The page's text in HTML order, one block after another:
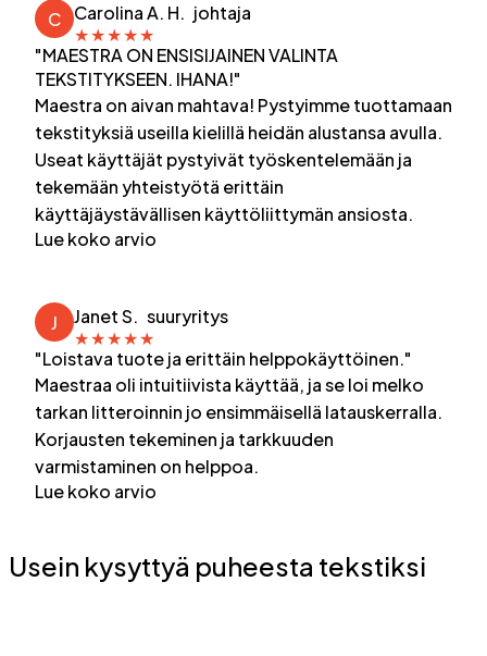
C Carolina A. H. johtaja
★★★★★
"MAESTRA ON ENSISIJAINEN VALINTA
TEKSTITYKSEEN. IHANA!"
Maestra on aivan mahtava! Pystyimme tuottamaan
tekstityksiä useilla kielillä heidän alustansa avulla.
Useat käyttäjät pystyivät työskentelemään ja
tekemään yhteistyötä erittäin
käyttäjäystävällisen käyttöliittymän ansiosta.
Lue koko arvio
J Janet S. suuryritys
★★★★★
"Loistava tuote ja erittäin helppokäyttöinen."
Maestraa oli intuitiivista käyttää, ja se loi melko
tarkan litteroinnin jo ensimmäisellä latauskerralla.
Korjausten tekeminen ja tarkkuuden
varmistaminen on helppoa.
Lue koko arvio
Usein kysyttyä puheesta tekstiksi